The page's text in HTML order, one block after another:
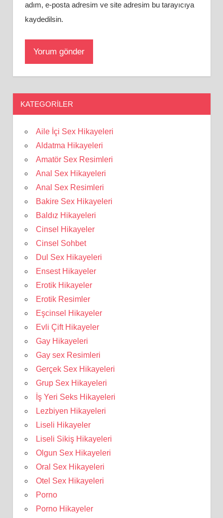
adım, e-posta adresim ve site adresim bu tarayıcıya
kaydedilsin.
KATEGORILER
Aile İçi Sex Hikayeleri
Aldatma Hikayeleri
Amatör Sex Resimleri
Anal Sex Hikayeleri
Anal Sex Resimleri
Bakire Sex Hikayeleri
Baldız Hikayeleri
Cinsel Hikayeler
Cinsel Sohbet
Dul Sex Hikayeleri
Ensest Hikayeler
Erotik Hikayeler
Erotik Resimler
Eşcinsel Hikayeler
Evli Çift Hikayeler
Gay Hikayeleri
Gay sex Resimleri
Gerçek Sex Hikayeleri
Grup Sex Hikayeleri
İş Yeri Seks Hikayeleri
Lezbiyen Hikayeleri
Liseli Hikayeler
Liseli Sikiş Hikayeleri
Olgun Sex Hikayeleri
Oral Sex Hikayeleri
Otel Sex Hikayeleri
Porno
Porno Hikayeler